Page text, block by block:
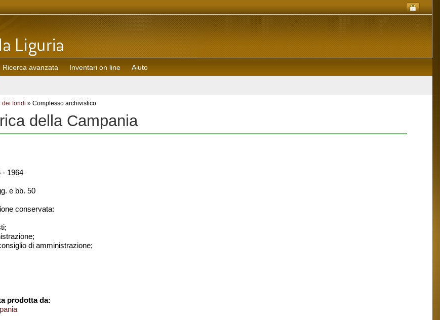
Ricerca avanzata Inventari on line Aiuto
dei fondi » Complesso archivistico
della Campania
- 1964
e bb. 50
conservata:
di amministrazione;
prodotta da: